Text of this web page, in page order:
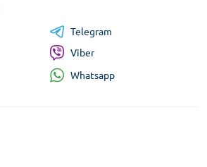
Telegram
Viber
Whatsapp